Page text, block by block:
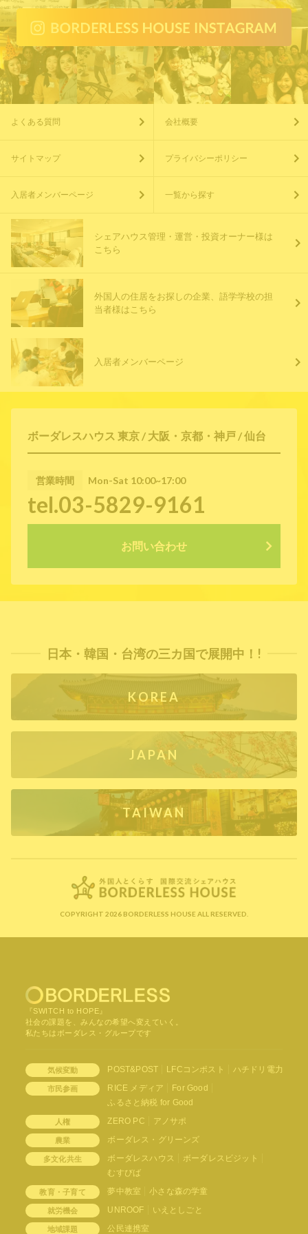
ボーダレスハウス 東京 / 大阪・京都・神戸 / 仙台
営業時間 Mon-Sat 10:00~17:00
tel.03-5829-9161
お問い合わせ
よくある質問 会社概要
サイトマップ プライバシーポリシー
入居者メンバーページ 一覧から探す
シェアハウス管理・運営・投資オーナー様は
こちら
外国人の住居をお探しの企業、語学学校の担
当者様はこちら
入居者メンバーページ
日本・韓国・台湾の三カ国で展開中！!
KOREA
JAPAN
TAIWAN
COPYRIGHT 2026 BORDERLESS HOUSE ALL RESERVED.
『SWITCH to HOPE』
社会の課題を、みんなの希望へ変えていく。
私たちはボーダレス・グループです
気候変動 POST&POST LFCコンポスト ハチドリ電力
市民参画 RICE メディア
For Good
ふるさと納税 for Good
人権 ZERO PC アノサポ
農業 ボーダレス・グリーンズ
多文化共生 ボーダレスハウス
ボーダレスビジット
むすびば
教育・子育て 夢中教室 小さな森の学童
就労機会 UNROOF いえとしごと
地域課題 公民連携室